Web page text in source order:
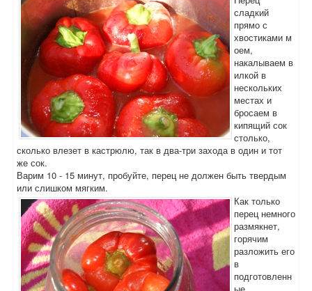
сладкий
прямо с
хвостиками м
оем,
накалываем в
илкой в
нескольких
местах и
бросаем в
кипящий сок
столько,
сколько влезет в кастрюлю, так в два-три захода в один и тот
же сок.
Варим 10 - 15 минут, пробуйте, перец не должен быть твердым
или слишком мягким.
Как только
перец немного
размякнет,
горячим
разложить его
в
подготовленн